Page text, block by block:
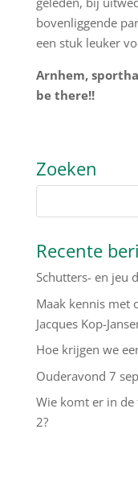
bovenliggende
een stuk leuker
Arnhem,
be there!!
Zoeken
Recente
Schutters- en jeu
Maak kennis met
Jacques Kop-
Hoe krijgen we
Ouderavond 7
Wie komt er in
2?